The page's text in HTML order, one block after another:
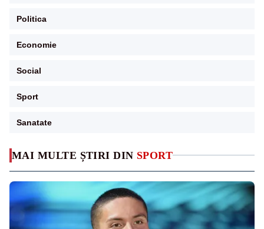
MAI MULTE ȘTIRI DIN SPORT
Politica
Economie
Social
Sport
Sanatate